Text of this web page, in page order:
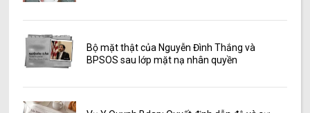
Bộ mặt thật của Nguyễn Đình Thắng và
BPSOS sau lớp mặt nạ nhân quyền